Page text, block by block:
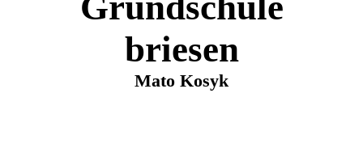
briesen
Mato Kosyk